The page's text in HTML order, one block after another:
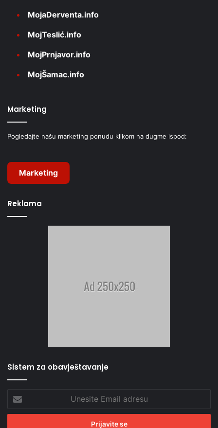
MojaDerventa.info
MojTeslić.info
MojPrnjavor.info
MojŠamac.info
Marketing
Pogledajte našu marketing ponudu klikom na dugme ispod:
Marketing
Reklama
Sistem za obavještavanje
Email
adresu